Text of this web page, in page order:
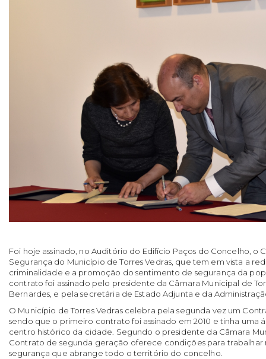
Foi hoje assinado, no Auditório do Edifício Paços do Concelho, o
Segurança do Município de Torres Vedras, que tem em vista a
criminalidade e a promoção do sentimento de segurança da
contrato foi assinado pelo presidente da Câmara Municipal de
Bernardes, e pela secretária de Estado Adjunta e da
O Município de Torres Vedras celebra pela segunda vez um
sendo que o primeiro contrato foi assinado em 2010 e tinha uma
centro histórico da cidade. Segundo o presidente da Câmara
Contrato de segunda geração oferece condições para trabalhar
segurança que abrange todo o território do concelho.